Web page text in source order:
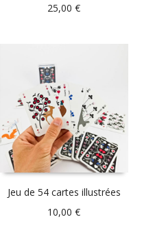
25,00€
Jeu de 54 cartes illustrées
10,00€